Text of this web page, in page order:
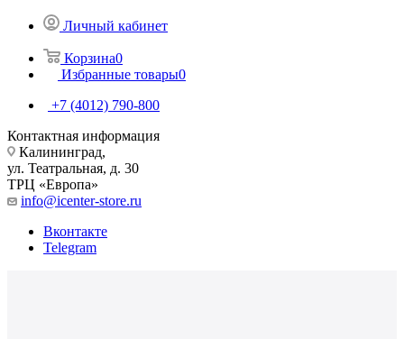
Личный кабинет
Корзина0
Избранные товары0
+7 (4012) 790-800
Контактная информация
Калининград,
ул. Театральная, д. 30
ТРЦ «Европа»
info@icenter-store.ru
Вконтакте
Telegram